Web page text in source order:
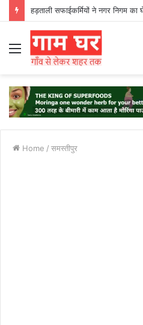
हड़ताली सफाईकर्मियों ने नगर निगम का
Menu
Home / समस्तीपुर